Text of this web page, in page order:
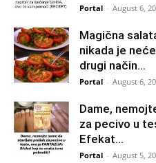
Portal - August 6,
Magična
nikada je
drugi način…
Portal - August 6,
Dame,
za pecivo u
Efekat...
Portal - August 5,